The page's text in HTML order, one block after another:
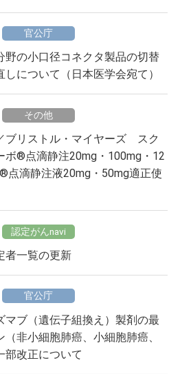
官公庁
野の小口径コネクタ製品の切替
について（日本医学会宛て）
その他
ブリストル・マイヤーズ スク
ボ®点滴静注20mg・100mg・12
点滴静注液20mg・50mg適正使
認定がんnavi
者一覧の更新
官公庁
マブ（遺伝子組換え）製剤の最
非小細胞肺癌、小細胞肺癌、
部改正について